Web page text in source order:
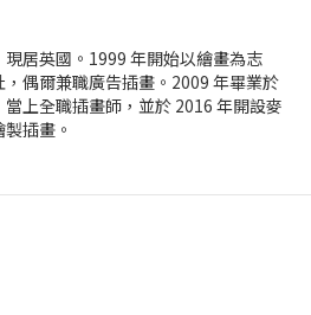
居英國。1999 年開始以繪畫為志
偶爾兼職廣告插畫。2009 年畢業於
上全職插畫師，並於 2016 年開設麥
插畫。